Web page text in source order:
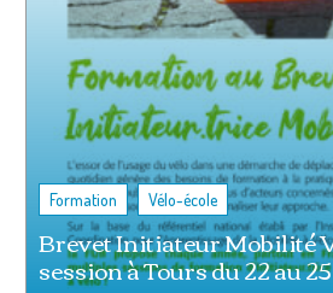
Formation , Vélo-école
Brevet Initiateur Mobilité
session à Tours du 22 au